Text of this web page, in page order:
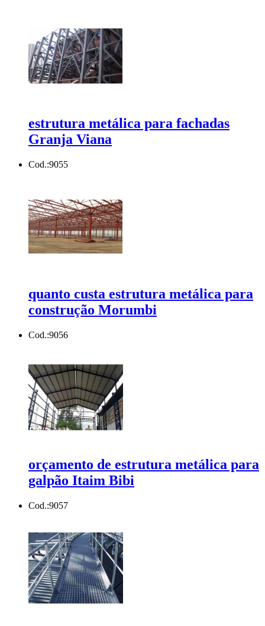
estrutura metálica para fachadas
Granja Viana
Cod.:9055
quanto custa estrutura metálica para
construção Morumbi
Cod.:9056
orçamento de estrutura metálica para
galpão Itaim Bibi
Cod.:9057